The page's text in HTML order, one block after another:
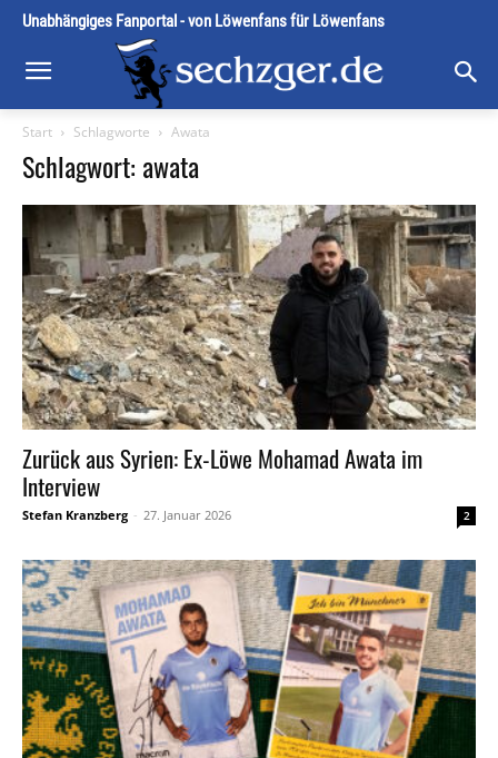
Unabhängiges Fanportal - von Löwenfans für Löwenfans
Start Schlagworte Awata
Schlagwort: awata
Zurück aus Syrien: Ex-Löwe Mohamad Awata im
Interview
Stefan Kranzberg - 27. Januar 2026 2